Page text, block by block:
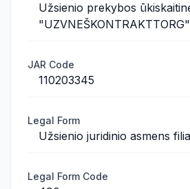
Užsienio prekybos
JAR Code
110203345
Legal Form
Užsienio juridinio asmens
Legal Form Code